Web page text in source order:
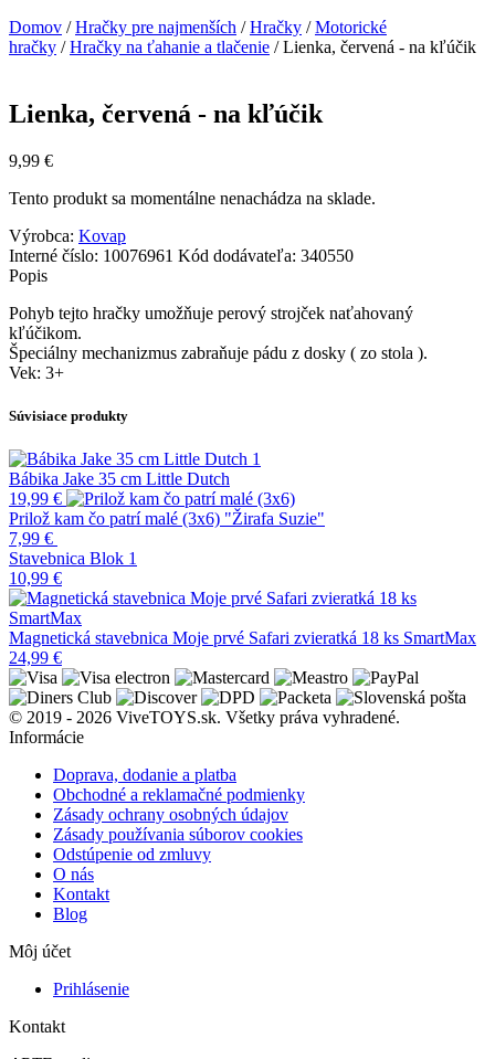
Domov /Hračky pre najmenších /Hračky /Motorické
hračky /Hračky na ťahanie a tlačenie / Lienka, červená - na kľúčik
Lienka, červená - na kľúčik
9,99 €
Tento produkt sa momentálne nenachádza na sklade.
Výrobca: Kovap
Interné číslo: 10076961 Kód dodávateľa: 340550
Popis
Pohyb tejto hračky umožňuje perový strojček naťahovaný
kľúčikom.
Špeciálny mechanizmus zabraňuje pádu z dosky ( zo stola ).
Vek: 3+
Súvisiace produkty
Bábika Jake 35 cm Little Dutch
19,99 €
Prilož kam čo patrí malé (3x6) "Žirafa Suzie"
7,99 €
Stavebnica Blok 1
10,99 €
Magnetická stavebnica Moje prvé Safari zvieratká 18 ks SmartMax
24,99 €
© 2019 - 2026 ViveTOYS.sk. Všetky práva vyhradené.
Informácie
Doprava, dodanie a platba
Obchodné a reklamačné podmienky
Zásady ochrany osobných údajov
Zásady používania súborov cookies
Odstúpenie od zmluvy
O nás
Kontakt
Blog
Môj účet
Prihlásenie
Kontakt